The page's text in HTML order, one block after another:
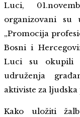
Luci,
organizovani su
„Promocija
Bosni i
Luci su okupili
udruženja
aktiviste za
Kako uložiti